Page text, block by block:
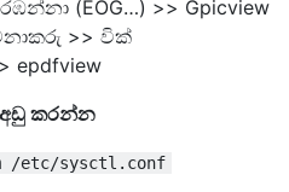
(EOG…) >> Gpicview
>> වික්
epdfview
අඩු කරන්න
/etc/sysctl.conf